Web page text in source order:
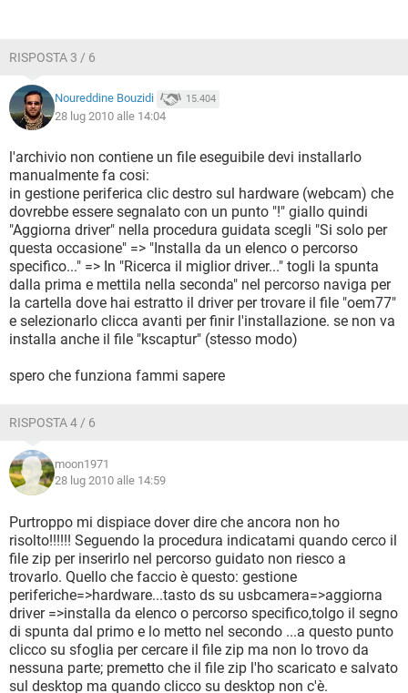
RISPOSTA 3 / 6
Noureddine Bouzidi 15.404
28 lug 2010 alle 14:04
l'archivio non contiene un file eseguibile devi installarlo
manualmente fa cosi:
in gestione periferica clic destro sul hardware (webcam) che
dovrebbe essere segnalato con un punto "!" giallo quindi
"Aggiorna driver" nella procedura guidata scegli "Si solo per
questa occasione" => "Installa da un elenco o percorso
specifico..." => In "Ricerca il miglior driver..." togli la spunta
dalla prima e mettila nella seconda" nel percorso naviga per
la cartella dove hai estratto il driver per trovare il file "oem77"
e selezionarlo clicca avanti per finir l'installazione. se non va
installa anche il file "kscaptur" (stesso modo)
spero che funziona fammi sapere
RISPOSTA 4 / 6
moon1971
28 lug 2010 alle 14:59
Purtroppo mi dispiace dover dire che ancora non ho
risolto!!!!!! Seguendo la procedura indicatami quando cerco il
file zip per inserirlo nel percorso guidato non riesco a
trovarlo. Quello che faccio è questo: gestione
periferiche=>hardware...tasto ds su usbcamera=>aggiorna
driver =>installa da elenco o percorso specifico,tolgo il segno
di spunta dal primo e lo metto nel secondo ...a questo punto
clicco su sfoglia per cercare il file zip ma non lo trovo da
nessuna parte; premetto che il file zip l'ho scaricato e salvato
sul desktop ma quando clicco su desktop non c'è.